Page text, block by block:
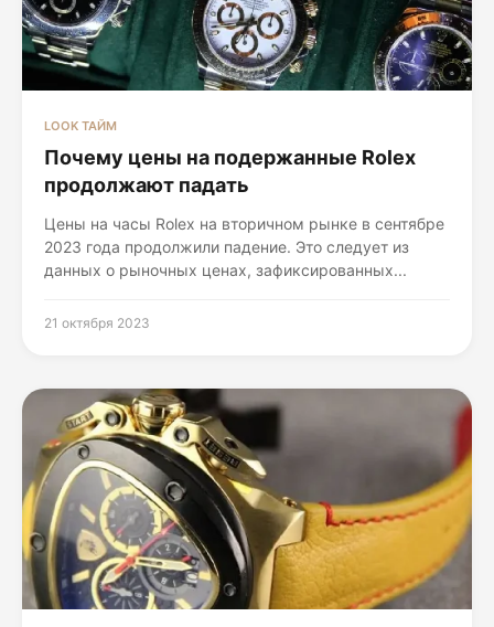
LOOK ТАЙМ
Почему цены на подержанные Rolex
продолжают падать
Цены на часы Rolex на вторичном рынке в сентябре
2023 года продолжили падение. Это следует из
данных о рыночных ценах, зафиксированных...
21 октября 2023